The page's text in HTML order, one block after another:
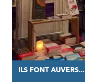
ILS FONT AUVERS...